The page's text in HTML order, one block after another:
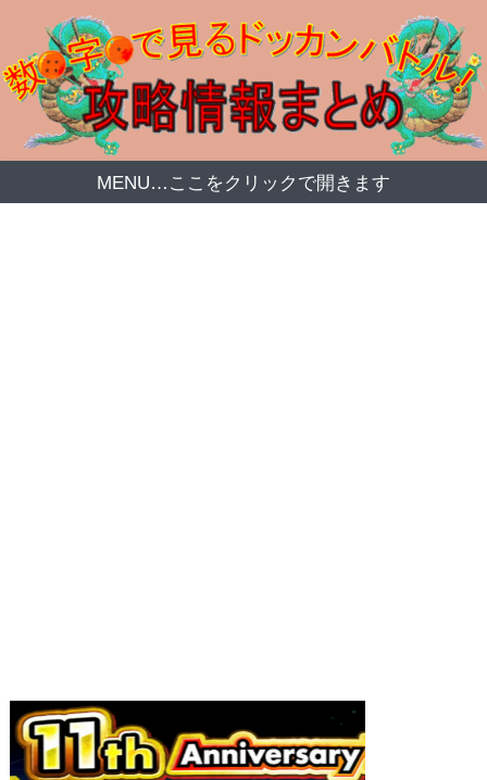
MENU…ここをクリックで開きます